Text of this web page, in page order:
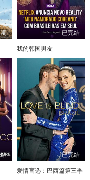
已完结
我的韩国男友
已完结
爱情盲选：巴西篇第三季